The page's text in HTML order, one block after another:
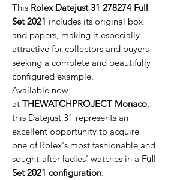
This Rolex Datejust 31 278274 Full
Set 2021 includes its original box
and papers, making it especially
attractive for collectors and buyers
seeking a complete and beautifully
configured example.
Available now
at THEWATCHPROJECT Monaco,
this Datejust 31 represents an
excellent opportunity to acquire
one of Rolex's most fashionable and
sought-after ladies' watches in a Full
Set 2021 configuration.